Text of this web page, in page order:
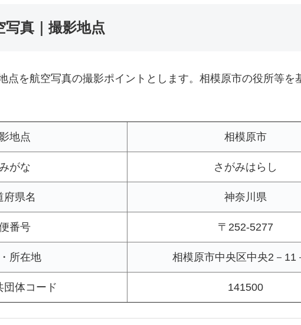
写真｜撮影地点
点を航空写真の撮影ポイントとします。相模原市の役所等を
地点 相模原市
がな さがみはらし
府県名 神奈川県
番号 〒252-5277
所在地 相模原市中央区中央2－11
団体コード 141500